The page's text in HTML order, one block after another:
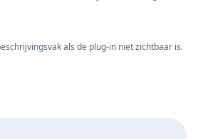
als de plug-in niet zichtbaar is.